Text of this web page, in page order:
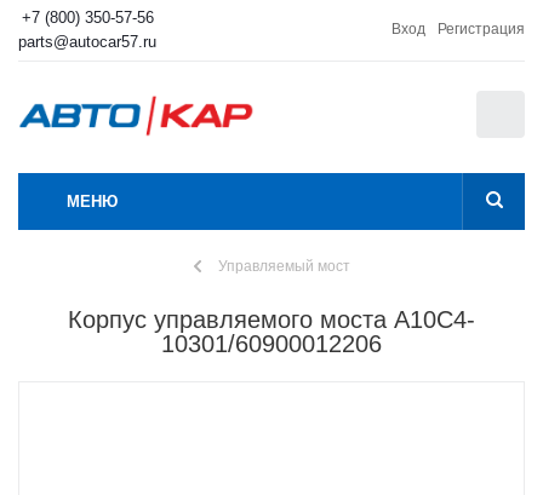
+7 (800) 350-57-56
parts@autocar57.ru
Вход Регистрация
МЕНЮ
Управляемый мост
Корпус управляемого моста A10C4-
10301/60900012206